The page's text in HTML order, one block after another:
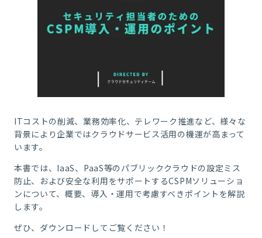
ITコストの削減、業務効率化、テレワーク推進など、様々な
背景により企業ではクラウドサービス活用の機運が高まって
います。
本書では、IaaS、PaaS等のパブリッククラウドの設定ミス
防止、および安全な利用をサポートするCSPMソリューショ
ンについて、概要、導入・運用で考慮すべきポイントを解説
します。
ぜひ、ダウンロードしてご覧ください！